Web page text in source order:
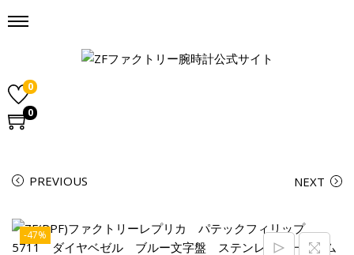
0
0
PREVIOUS NEXT
-47%